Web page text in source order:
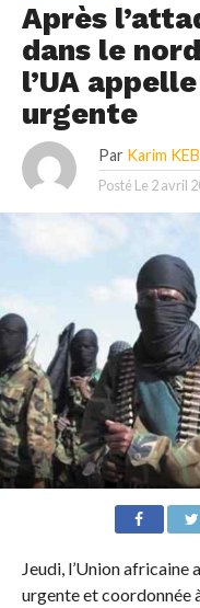
Après
dans le
l’UA
urgente
Par Karim
Posté Le 2 avril
Jeudi, l’Union
urgente et coordonnée